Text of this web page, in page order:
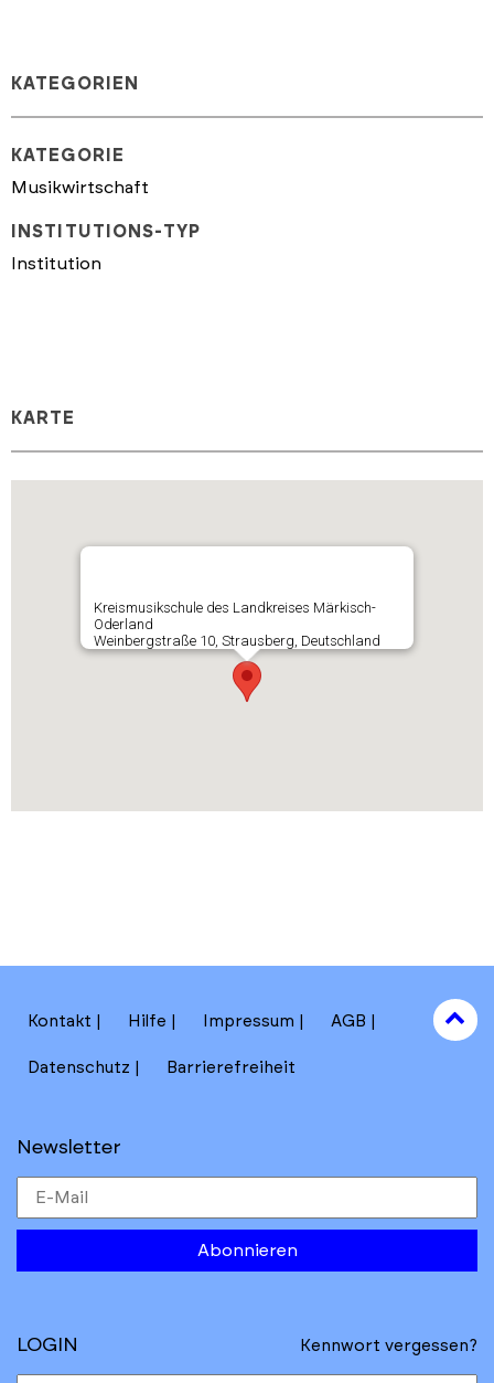
KATEGORIEN
KATEGORIE
Musikwirtschaft
INSTITUTIONS-TYP
Institution
KARTE
Kreismusikschule des Landkreises Märkisch-
Oderland
Weinbergstraße 10, Strausberg, Deutschland
Kontakt Hilfe Impressum AGB
Datenschutz Barrierefreiheit
Newsletter
Abonnieren
to
top
LOGIN Kennwort vergessen?